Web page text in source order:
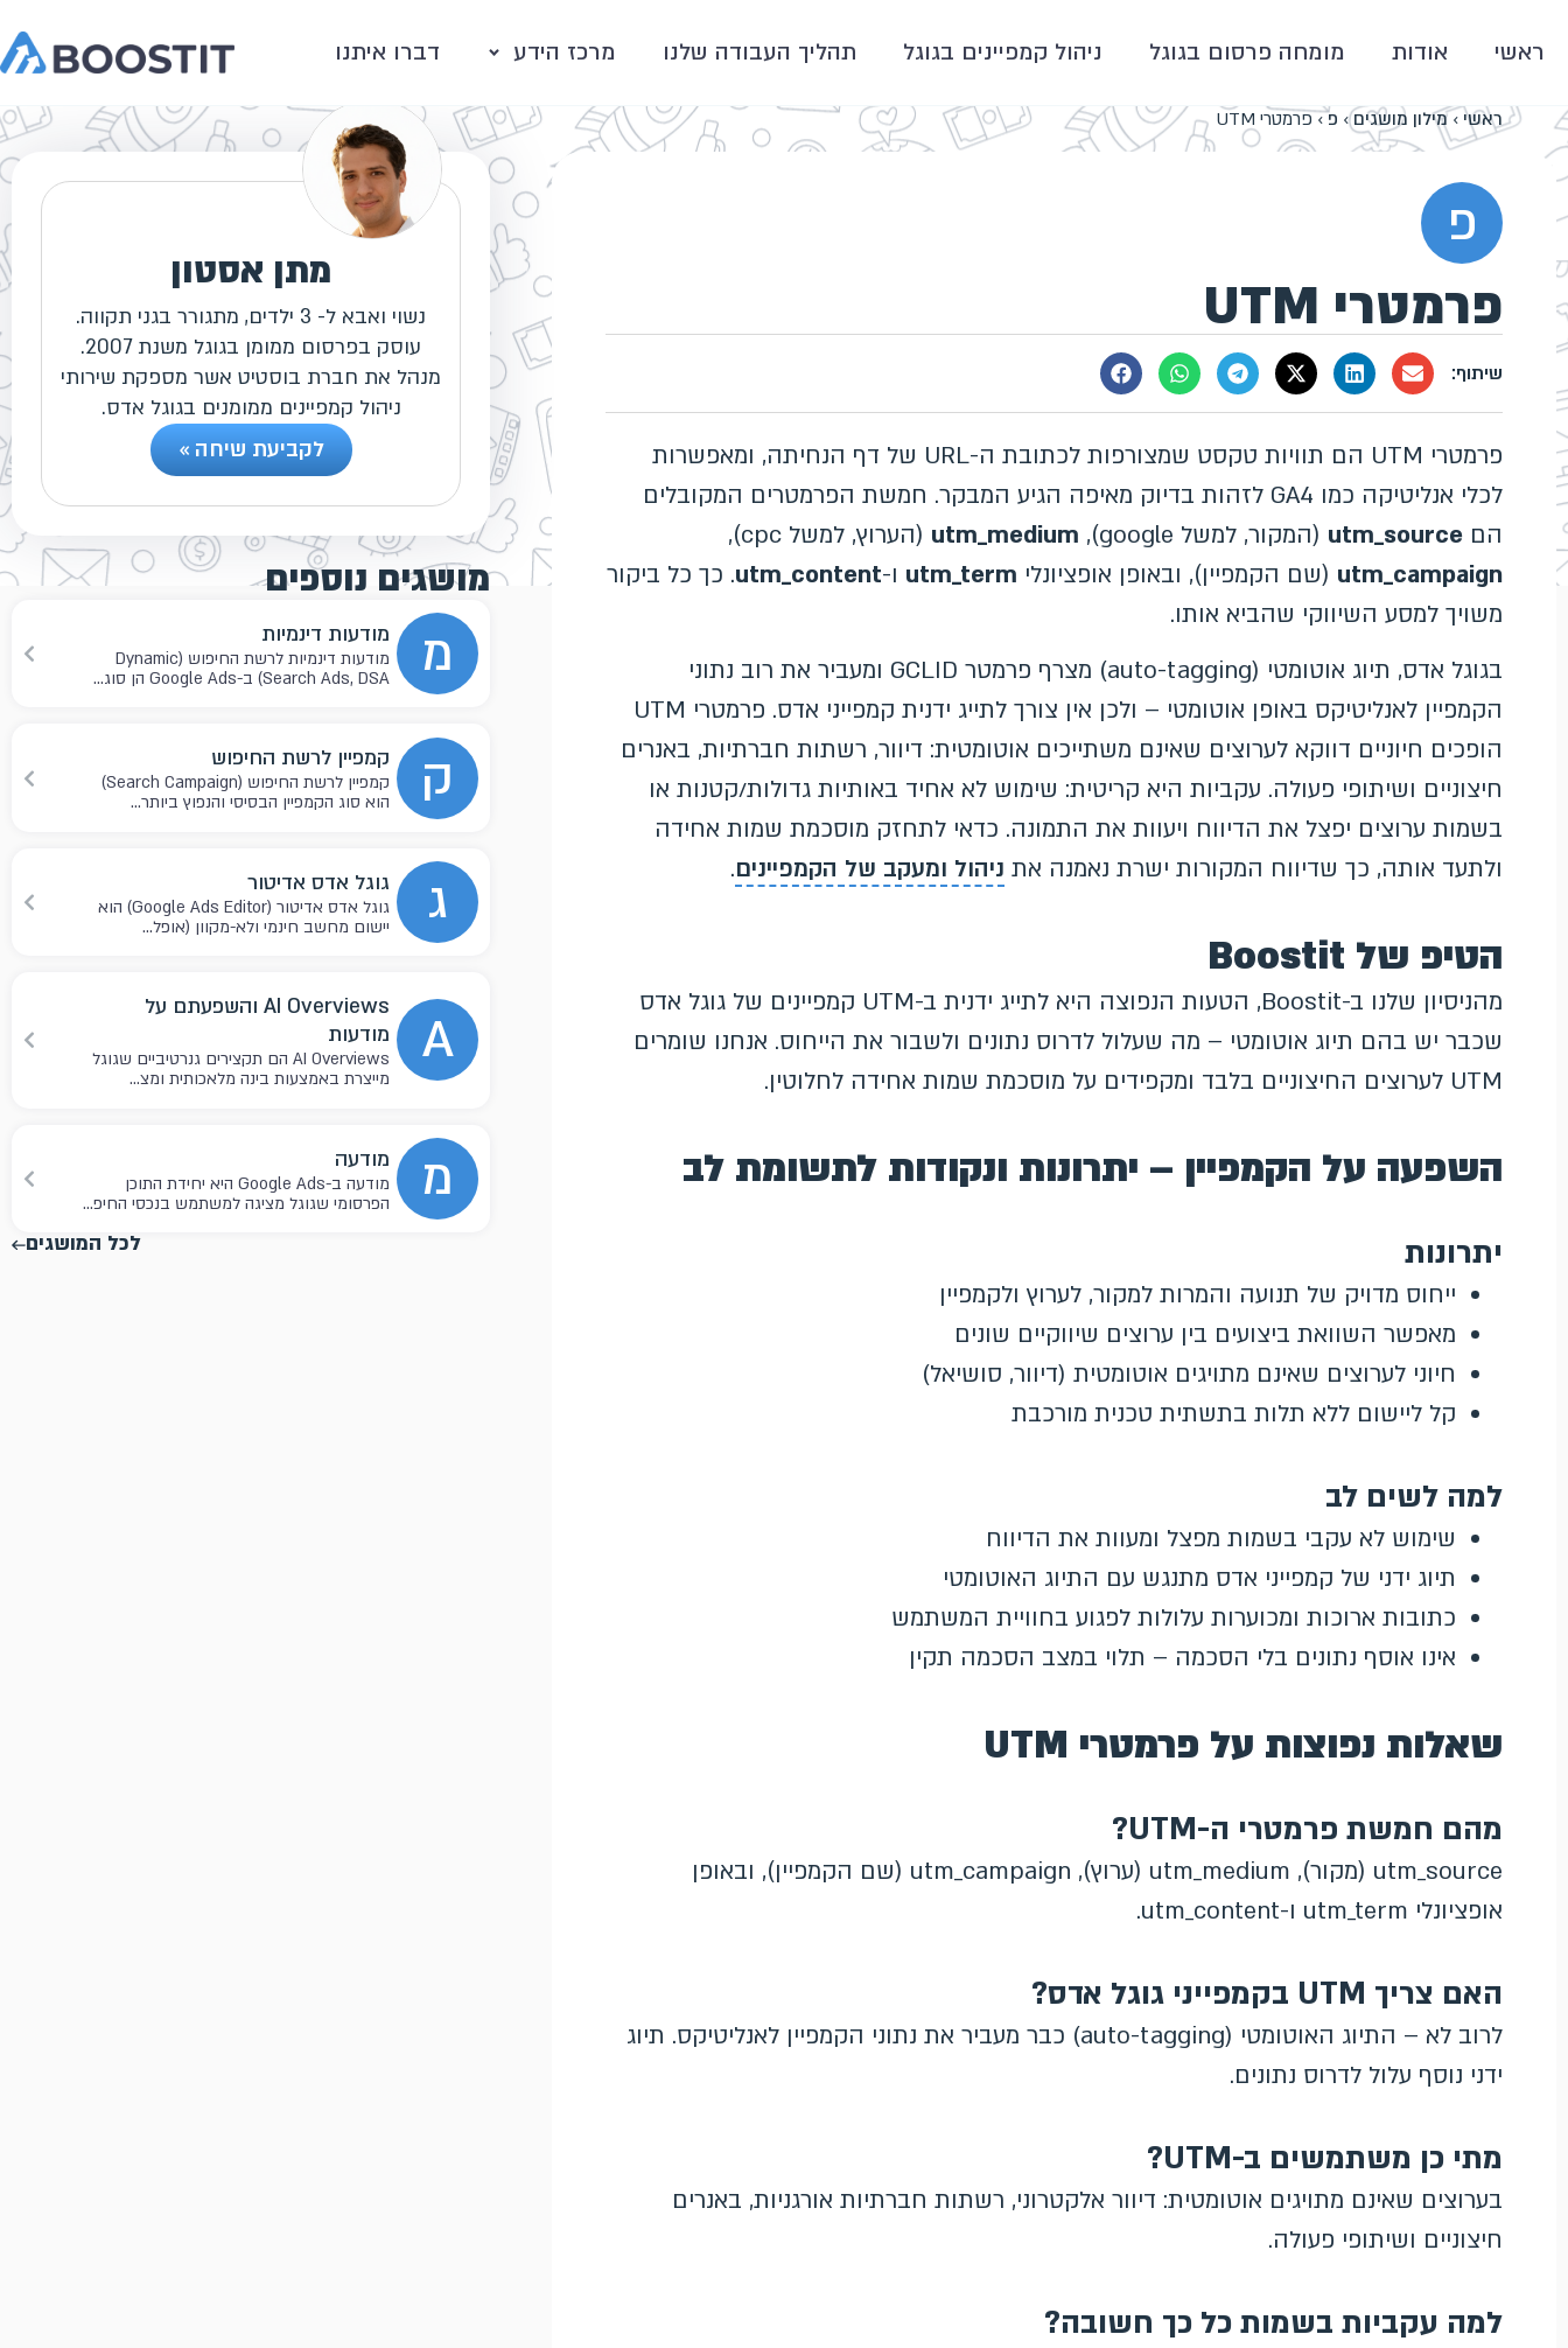
ראשי אודות מומחה פרסום בגוגל ניהול קמפיינים בגוגל תהליך העבודה שלנו מרכז הידע דברו איתנו
ראשי ›מילון מושגים› פ›פרמטרי UTM
פ
פרמטרי UTM
פרמטרי UTM הם תוויות טקסט שמצורפות לכתובת ה-URL של דף הנחיתה, ומאפשרות
לכלי אנליטיקה כמו GA4 לזהות בדיוק מאיפה הגיע המבקר. חמשת הפרמטרים המקובלים
הם utm_source (המקור, למשל google), utm_medium (הערוץ, למשל cpc),
utm_campaign (שם הקמפיין), ובאופן אופציונלי utm_term ו-utm_content. כך כל ביקור
משויך למסע השיווקי שהביא אותו.
בגוגל אדס, תיוג אוטומטי (auto-tagging) מצרף פרמטר GCLID ומעביר את רוב נתוני
הקמפיין לאנליטיקס באופן אוטומטי – ולכן אין צורך לתייג ידנית קמפייני אדס. פרמטרי UTM
הופכים חיוניים דווקא לערוצים שאינם משתייכים אוטומטית: דיוור, רשתות חברתיות, באנרים
חיצוניים ושיתופי פעולה. עקביות היא קריטית: שימוש לא אחיד באותיות גדולות/קטנות או
בשמות ערוצים יפצל את הדיווח ויעוות את התמונה. כדאי לתחזק מוסכמת שמות אחידה
ולתעד אותה, כך שדיווח המקורות ישרת נאמנה את ניהול ומעקב של הקמפיינים.
הטיפ של Boostit
מהניסיון שלנו ב-Boostit, הטעות הנפוצה היא לתייג ידנית ב-UTM קמפיינים של גוגל אדס
שכבר יש בהם תיוג אוטומטי – מה שעלול לדרוס נתונים ולשבור את הייחוס. אנחנו שומרים
UTM לערוצים החיצוניים בלבד ומקפידים על מוסכמת שמות אחידה לחלוטין.
השפעה על הקמפיין – יתרונות ונקודות לתשומת לב
יתרונות
ייחוס מדויק של תנועה והמרות למקור, לערוץ ולקמפיין
מאפשר השוואת ביצועים בין ערוצים שיווקיים שונים
חיוני לערוצים שאינם מתויגים אוטומטית (דיוור, סושיאל)
קל ליישום ללא תלות בתשתית טכנית מורכבת
למה לשים לב
שימוש לא עקבי בשמות מפצל ומעוות את הדיווח
תיוג ידני של קמפייני אדס מתנגש עם התיוג האוטומטי
כתובות ארוכות ומכוערות עלולות לפגוע בחוויית המשתמש
אינו אוסף נתונים בלי הסכמה – תלוי במצב הסכמה תקין
שאלות נפוצות על פרמטרי UTM
מהם חמשת פרמטרי ה-UTM?
utm_source (מקור), utm_medium (ערוץ), utm_campaign (שם הקמפיין), ובאופן
אופציונלי utm_term ו-utm_content.
האם צריך UTM בקמפייני גוגל אדס?
לרוב לא – התיוג האוטומטי (auto-tagging) כבר מעביר את נתוני הקמפיין לאנליטיקס. תיוג
ידני נוסף עלול לדרוס נתונים.
מתי כן משתמשים ב-UTM?
בערוצים שאינם מתויגים אוטומטית: דיוור אלקטרוני, רשתות חברתיות אורגניות, באנרים
חיצוניים ושיתופי פעולה.
למה עקביות בשמות כל כך חשובה?
מתן אסטון
נשוי ואבא ל- 3 ילדים, מתגורר בגני תקווה.
עוסק בפרסום ממומן בגוגל משנת 2007.
מנהל את חברת בוסטיט אשר מספקת שירותי
ניהול קמפיינים ממומנים בגוגל אדס.
לקביעת שיחה »
מושגים נוספים
מ מודעות דינמיות
מודעות דינמיות לרשת החיפוש (Dynamic
Search Ads, DSA) ב-Google Ads הן סוג...
ק קמפיין לרשת החיפוש
קמפיין לרשת החיפוש (Search Campaign)
הוא סוג הקמפיין הבסיסי והנפוץ ביותר...
ג גוגל אדס אדיטור
גוגל אדס אדיטור (Google Ads Editor) הוא
יישום מחשב חינמי ולא-מקוון (אופל...
A
AI Overviews והשפעתם על
מודעות
AI Overviews הם תקצירים גנרטיביים שגוגל
מייצרת באמצעות בינה מלאכותית ומצ...
מ מודעה
מודעה ב-Google Ads היא יחידת התוכן
הפרסומי שגוגל מציגה למשתמש בנכסי החיפ...
לכל המושגים